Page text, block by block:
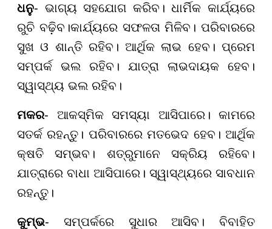
ଧନୁ- ଭାଗ୍ୟ ସହଯୋଗ କରିବ। ଧାର୍ମିକ କାର୍ଯ୍ୟରେ
ରୁଚି ବଢ଼ିବ।କାର୍ଯ୍ୟରେ ସଫଳତା ମିଳିବ। ପରିବାରରେ
ସୁଖ ଓ ଶାନ୍ତି ରହିବ। ଆର୍ଥିକ ଲାଭ ହେବ। ପ୍ରେମ
ସମ୍ପର୍କ ଭଲ ରହିବ। ଯାତ୍ରା ଲାଭଦାୟକ ହେବ।
ସ୍ୱାସ୍ଥ୍ୟ ଭଲ ରହିବ।
ମକର- ଆକସ୍ମିକ ସମସ୍ୟା ଆସିପାରେ। କାମରେ
ସତର୍କ ରହନ୍ତୁ। ପରିବାରରେ ମତଭେଦ ହେବ। ଆର୍ଥିକ
କ୍ଷତି ସମ୍ଭବ। ଶତ୍ରୁମାନେ ସକ୍ରିୟ ରହିବେ।
ଯାତ୍ରାରେ ବାଧା ଆସିପାରେ। ସ୍ୱାସ୍ଥ୍ୟରେ ସାବଧାନ
ରହନ୍ତୁ।
କୁମ୍ଭ- ସମ୍ପର୍କରେ ସୁଧାର ଆସିବ। ବିବାହିତ